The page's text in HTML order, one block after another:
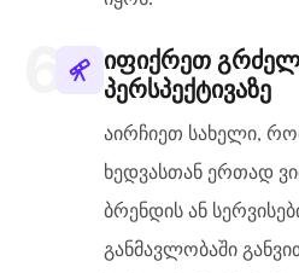
იფიქრეთ
პერსპექტივაზე
აირჩიეთ სახელი,
ხედვასთან ერთად
ბრენდის ან
განმავლობაში